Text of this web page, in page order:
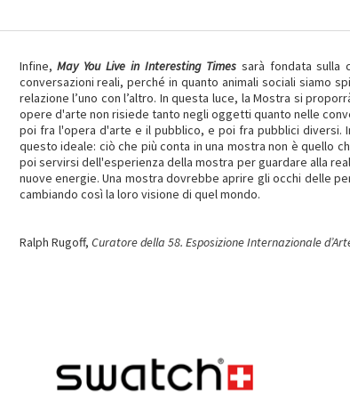
Infine,May You Live in Interesting Times sarà fondata sulla
conversazioni reali, perché in quanto animali sociali siamo
relazione l’uno con l’altro. In questa luce, la Mostra si
opere d'arte non risiede tanto negli oggetti quanto nelle
poi fra l'opera d'arte e il pubblico, e poi fra pubblici diversi.
questo ideale: ciò che più conta in una mostra non è quello
poi servirsi dell'esperienza della mostra per guardare alla
nuove energie. Una mostra dovrebbe aprire gli occhi delle
cambiando così la loro visione di quel mondo.
Ralph Rugoff, Curatore della 58. Esposizione Internazionale